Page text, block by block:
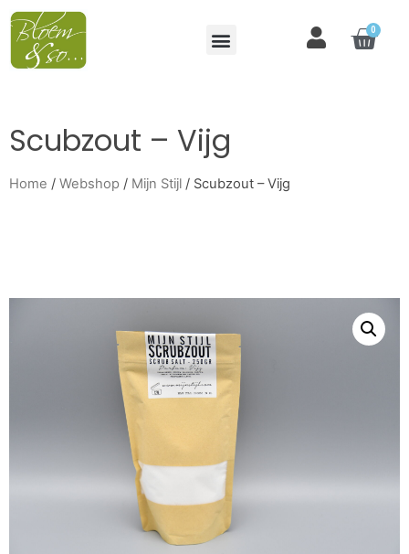
0
Scubzout – Vijg
Home / Webshop / Mijn Stijl / Scubzout – Vijg